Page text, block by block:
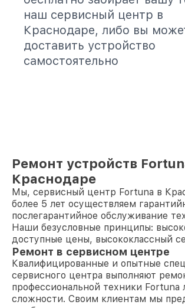
наш сервисный центр в
Краснодаре, либо вы
доставить устройство
самостоятельно
Ремонт устройств
Краснодаре
Мы, сервисный центр Fortuna в
более 5 лет осуществляем
послегарантийное обслуживание
Наши безусловные принципы:
доступные цены, высококлассный
Ремонт в сервисном центре
Квалифицированные и опытные
сервисного центра выполняют
профессиональной техники Fortuna
сложности. Своим клиентам мы